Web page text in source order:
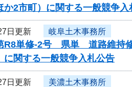
か2市町）に関する一般競争入
日更新 岐阜土木事務所
R8単修-2号 県単 道路維持
に関する一般競争入札公告
日更新 美濃土木事務所